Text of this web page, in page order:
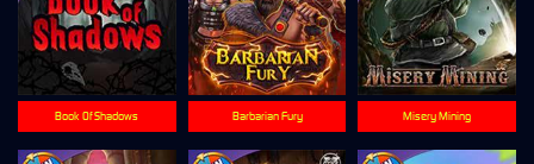
Book Of Shadows Barbarian Fury Misery Mining